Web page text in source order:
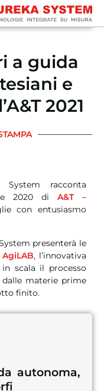
a guida
e
2021
racconta
2020 di A&T –
con entusiasmo
presenterà le
AgiLAB, l’innovativa
scala il processo
materie prime
finito.
autonoma,